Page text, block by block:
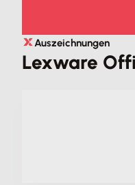
Auszeichnungen
Lexware